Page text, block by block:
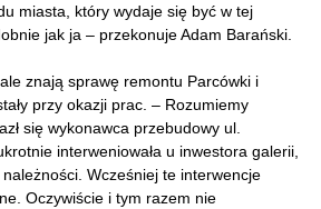
miasta, który wydaje się być w tej
jak ja – przekonuje Adam Barański.
znają sprawę remontu Parcówki i
przy okazji prac. – Rozumiemy
się wykonawca przebudowy ul.
interweniowała u inwestora galerii,
należności. Wcześniej te interwencje
Oczywiście i tym razem nie